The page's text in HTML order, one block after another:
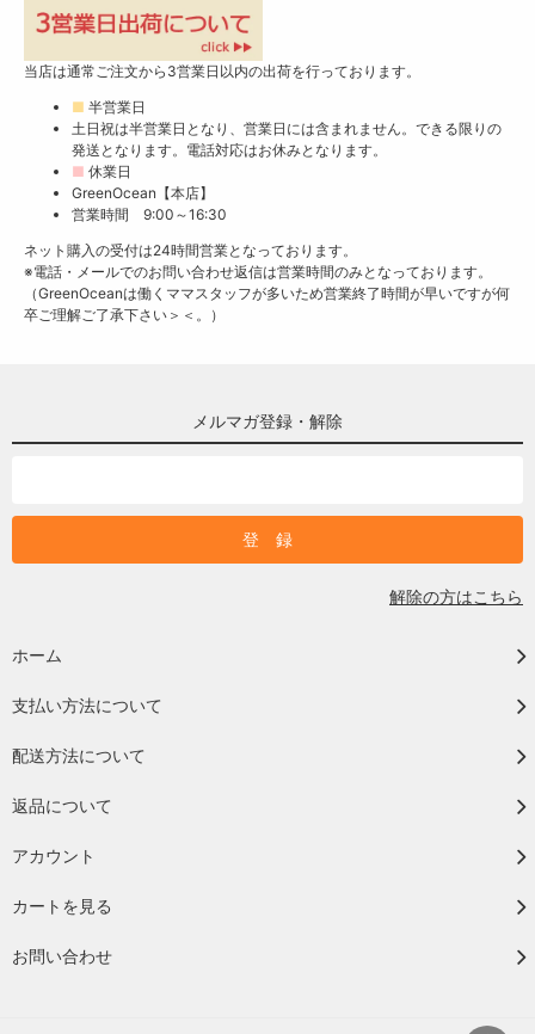
当店は通常ご注文から3営業日以内の出荷を行っております。
■ 半営業日
土日祝は半営業日となり、営業日には含まれません。できる限りの
発送となります。電話対応はお休みとなります。
■ 休業日
GreenOcean【本店】
営業時間 9:00～16:30
ネット購入の受付は24時間営業となっております。
※電話・メールでのお問い合わせ返信は営業時間のみとなっております。
（GreenOceanは働くママスタッフが多いため営業終了時間が早いですが何
卒ご理解ご了承下さい＞＜。）
メルマガ登録・解除
解除の方はこちら
ホーム
支払い方法について
配送方法について
返品について
アカウント
カートを見る
お問い合わせ